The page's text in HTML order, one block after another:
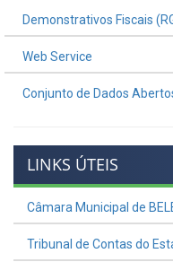
Demonstrativos Fiscais
Web Service
Conjunto de Dados
LINKS ÚTEIS
Câmara Municipal de
Tribunal de Contas do